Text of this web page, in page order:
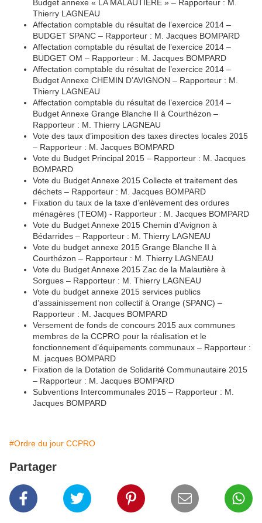
Budget annexe « LA MALAUTIERE » – Rapporteur : M.
Thierry LAGNEAU
Affectation comptable du résultat de l’exercice 2014 –
BUDGET SPANC – Rapporteur : M. Jacques BOMPARD
Affectation comptable du résultat de l’exercice 2014 –
BUDGET OM – Rapporteur : M. Jacques BOMPARD
Affectation comptable du résultat de l’exercice 2014 –
Budget Annexe CHEMIN D’AVIGNON – Rapporteur : M.
Thierry LAGNEAU
Affectation comptable du résultat de l’exercice 2014 –
Budget Annexe Grange Blanche II à Courthézon –
Rapporteur : M. Thierry LAGNEAU
Vote des taux d’imposition des taxes directes locales 2015
– Rapporteur : M. Jacques BOMPARD
Vote du Budget Principal 2015 – Rapporteur : M. Jacques
BOMPARD
Vote du Budget Annexe 2015 Collecte et traitement des
déchets – Rapporteur : M. Jacques BOMPARD
Fixation du taux de la taxe d’enlèvement des ordures
ménagères (TEOM) - Rapporteur : M. Jacques BOMPARD
Vote du Budget Annexe 2015 Chemin d’Avignon à
Bédarrides – Rapporteur : M. Thierry LAGNEAU
Vote du budget annexe 2015 Grange Blanche II à
Courthézon – Rapporteur : M. Thierry LAGNEAU
Vote du Budget Annexe 2015 Zac de la Malautière à
Sorgues – Rapporteur : M. Thierry LAGNEAU
Vote du budget annexe 2015 services publics
d’assainissement non collectif à Orange (SPANC) –
Rapporteur : M. Jacques BOMPARD
Versement de fonds de concours 2015 aux communes
membres de la CCPRO pour la réalisation et le
fonctionnement d’équipements communaux – Rapporteur :
M. jacques BOMPARD
Fixation de la Dotation de Solidarité Communautaire 2015
– Rapporteur : M. Jacques BOMPARD
Subventions Intercommunales 2015 – Rapporteur : M.
Jacques BOMPARD
#Ordre du jour CCPRO
Partager